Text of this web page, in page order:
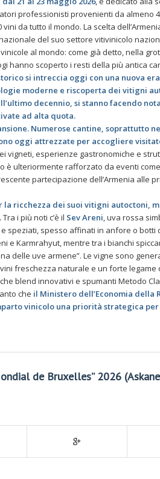
professionisti provenienti da almeno
da tutto il mondo. La scelta
del suo settore vitivinicolo
al mondo: come già detto, nella
hanno scoperto i resti della più antica
si intreccia oggi con una nuova
moderne e riscoperta dei vitigni
decennio, si stanno facendo
ad alta quota.
Numerose cantine, soprattutto
oggi attrezzate per accogliere
vigneti, esperienze gastronomiche e
è ulteriormente rafforzato da eventi
partecipazione dell’Armenia alle
ricchezza dei suoi vitigni autoctoni,
Tra i più noti c’è il Sev Areni, uva rossa
speziati, spesso affinati in anfore o botti
e Karmrahyut, mentre tra i bianchi
delle uve armene”. Le vigne sono
freschezza naturale e un forte legame
blend innovativi e spumanti Metodo
che il Ministero dell’Economia della
vinicolo una priorità strategica
de Bruxelles” 2026